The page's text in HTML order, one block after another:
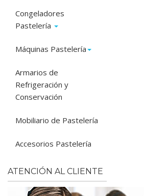
Congeladores
Pastelería
Máquinas Pastelería
Armarios de
Refrigeración y
Conservación
Mobiliario de Pastelería
Accesorios Pastelería
ATENCIÓN AL CLIENTE